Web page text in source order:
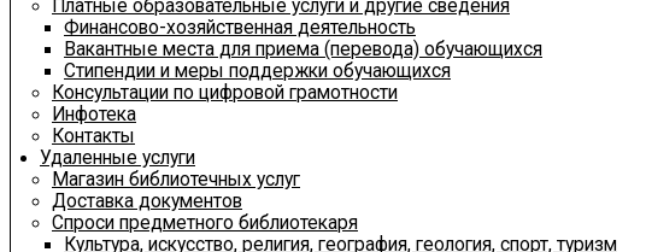
Платные образовательные услуги и другие сведения
Финансово-хозяйственная деятельность
Вакантные места для приема (перевода) обучающихся
Стипендии и меры поддержки обучающихся
Консультации по цифровой грамотности
Инфотека
Контакты
Удаленные услуги
Магазин библиотечных услуг
Доставка документов
Спроси предметного библиотекаря
Культура, искусство, религия, география, геология, спорт, туризм